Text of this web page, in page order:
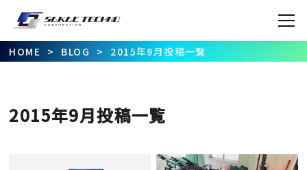
HOME > BLOG > 2015年9月投稿一覧
2015年9月投稿一覧